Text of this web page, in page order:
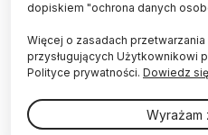
„Ufam, że po zakończeniu
prac konserwatorskich w
Panny, ostatniej
więcej turystów” –
zastępca dyrektora
dopiskiem "ochrona danych
Więcej o zasadach
przysługujących Użytkownikowi
Polityce prywatności. Dowiedz
Wyrażam